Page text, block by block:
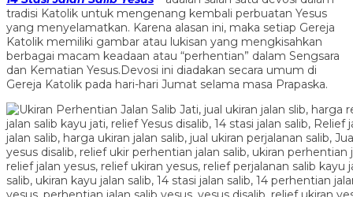
tradisi Katolik untuk mengenang kembali perbuatan Yesus
yang menyelamatkan. Karena alasan ini, maka setiap Gereja
Katolik memiliki gambar atau lukisan yang mengkisahkan
berbagai macam keadaan atau “perhentian” dalam Sengsara
dan Kematian Yesus.Devosi ini diadakan secara umum di
Gereja Katolik pada hari-hari Jumat selama masa Prapaska.